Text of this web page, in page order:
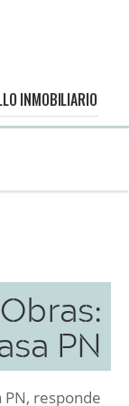
INMOBILIARIO
PN
PN, responde